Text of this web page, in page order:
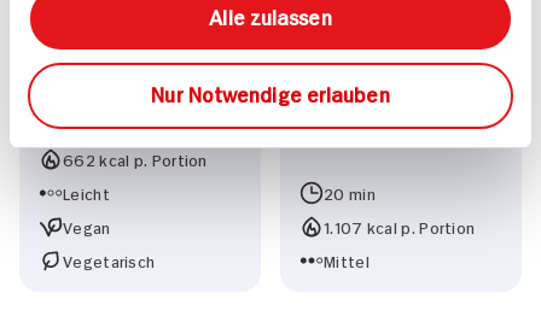
Alle zulassen
Nur Notwendige erlauben
40 min
662 kcal p. Portion
Leicht
Vegan
Vegetarisch
Koreanisches
Feuerfleisch
20 min
1.107 kcal p. Portion
Mittel